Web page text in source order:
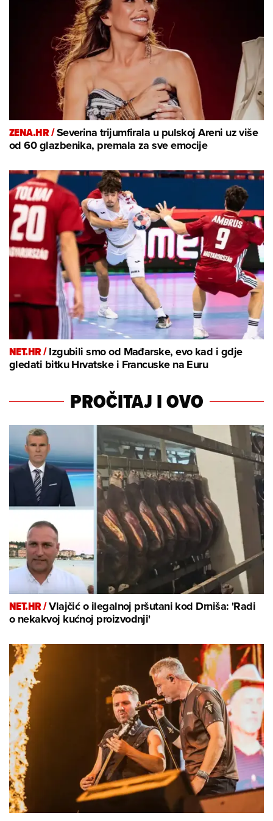
ZENA.HR /Severina trijumfirala u pulskoj Areni uz više
od 60 glazbenika, premala za sve emocije
NET.HR /Izgubili smo od Mađarske, evo kad i gdje
gledati bitku Hrvatske i Francuske na Euru
PROČITAJ I OVO
NET.HR /Vlajčić o ilegalnoj pršutani kod Drniša: 'Radi
o nekakvoj kućnoj proizvodnji'